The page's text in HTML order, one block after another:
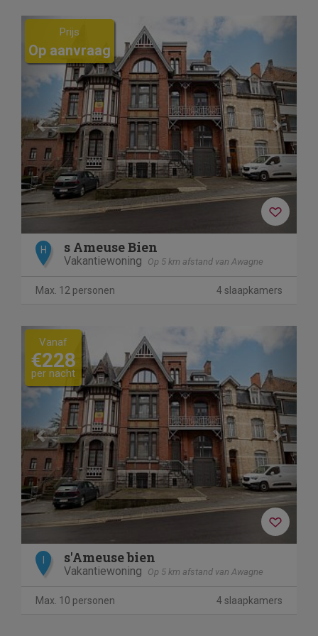
Previous
Prijs
Op aanvraag
H s Ameuse Bien
Vakantiewoning Op 5 km afstand van Awagne
Max. 12 personen 4 slaapkamers
Previous
Vanaf
€228
per nacht
s'Ameuse bien
Vakantiewoning Op 5 km afstand van Awagne
Max. 10 personen 4 slaapkamers